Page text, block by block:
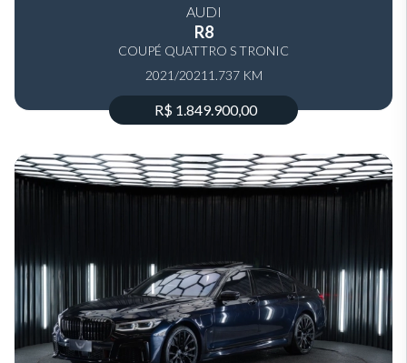
AUDI
R8
COUPÉ QUATTRO S TRONIC
2021/2021 1.737 KM
R$ 1.849.900,00